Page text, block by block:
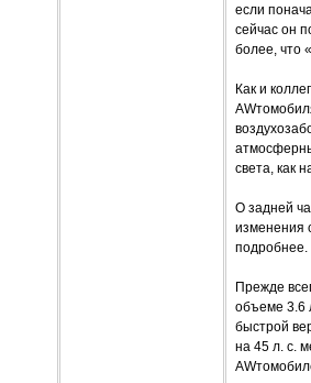
если
сейчас он
более, что
Как и
света, как
О задней
изменения
подробнее.
Прежде
объеме 3.6
быстрой
на 45 л. с.